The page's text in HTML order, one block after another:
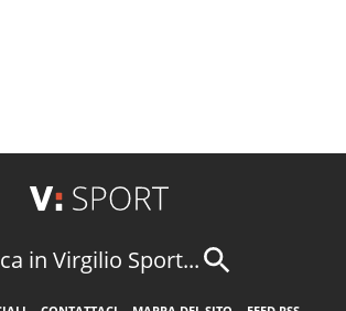
in Virgilio Sport...